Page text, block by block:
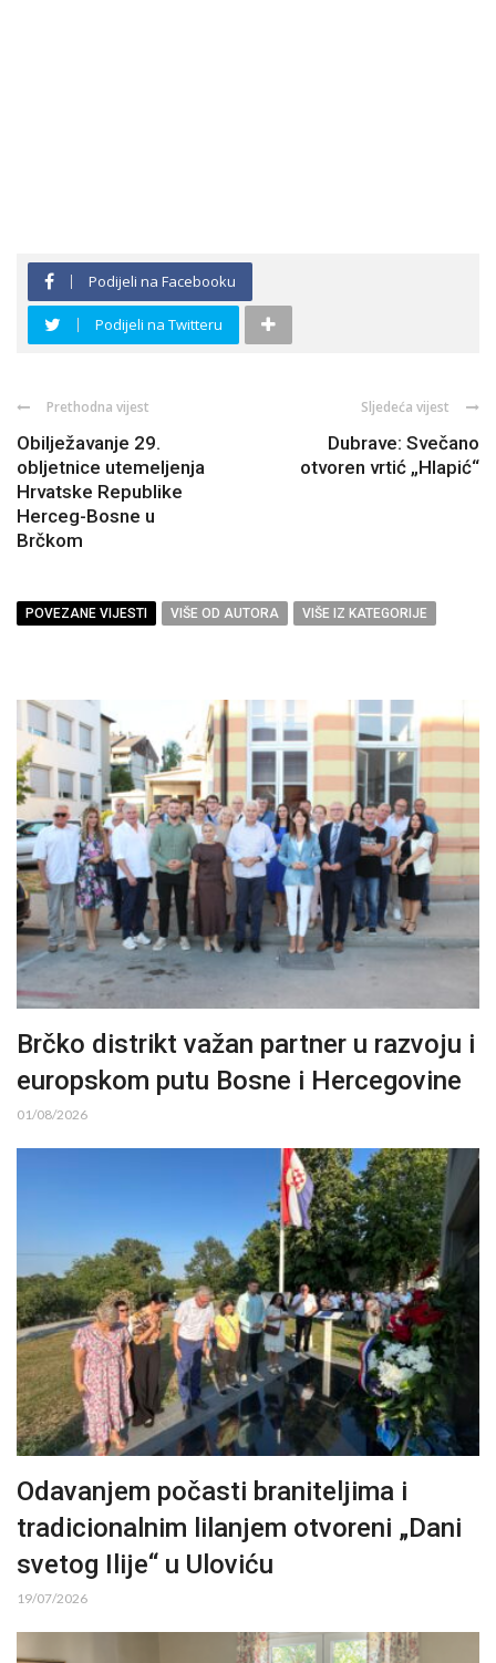
Podijeli na Facebooku
Podijeli na Twitteru
Prethodna vijest
Obilježavanje 29.
obljetnice utemeljenja
Hrvatske Republike
Herceg-Bosne u
Brčkom
Sljedeća vijest
Dubrave: Svečano
otvoren vrtić „Hlapić“
POVEZANE VIJESTI VIŠE OD AUTORA VIŠE IZ KATEGORIJE
Brčko distrikt važan partner u razvoju i
europskom putu Bosne i Hercegovine
01/08/2026
Odavanjem počasti braniteljima i
tradicionalnim lilanjem otvoreni „Dani
svetog Ilije“ u Uloviću
19/07/2026